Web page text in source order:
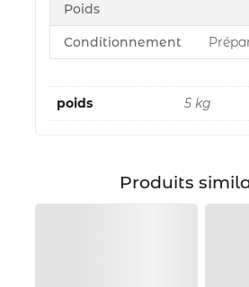
Poids
Conditionnement
poids 5 kg
Produits